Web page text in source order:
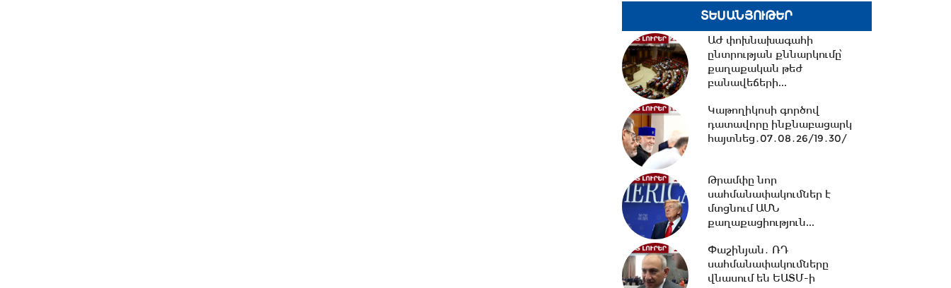
10:13 -
ՀՀ ԱԺ իններորդ
գումարման առաջին
նստաշրջան 07.08.2026
#ուղիղ
10:11 -Եվրասիական
նիստ. #ուղիղ
թեկնածությունը
փոխնախագահի...
21:33 -Բաքվի դատարանը
մերժել է Արցախի
ղեկավարների բողոքը․06․08․
26/21․30/
ՏԵՍԱՆՅՈՒԹԵՐ
ԱԺ փոխնախագահի
ընտրության քննարկումը՝
քաղաքական թեժ
բանավեճերի...
Կաթողիկոսի գործով
դատավորը ինքնաբացարկ
հայտնեց․07․08․26/19․30/
Թրամփը նոր
սահմանափակումներ է
մտցնում ԱՄՆ
քաղաքացիություն...
Փաշինյան․ ՌԴ
սահմանափակումները
վնասում են ԵԱՏՄ-ի